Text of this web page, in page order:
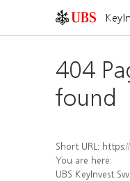
404
found
Short URL: https://
You are here:
UBS KeyInvest